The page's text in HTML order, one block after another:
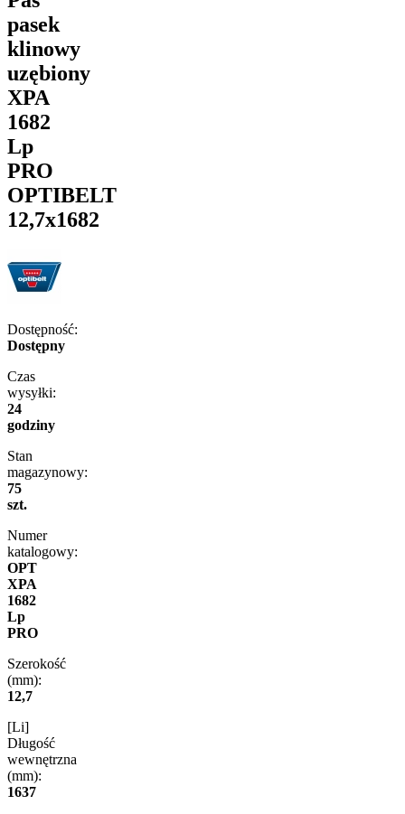
pasek
klinowy
uzębiony
XPA
1682
Lp
PRO
OPTIBELT
12,7x1682
Dostępność:
Dostępny
Czas
wysyłki:
24
godziny
Stan
magazynowy:
75
szt.
Numer
katalogowy:
OPT
XPA
1682
Lp
PRO
Szerokość
(mm):
12,7
[Li]
Długość
wewnętrzna
(mm):
1637